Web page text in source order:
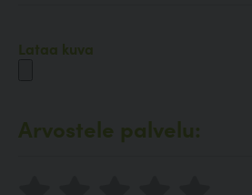
Lataa kuva
Arvostele palvelu: